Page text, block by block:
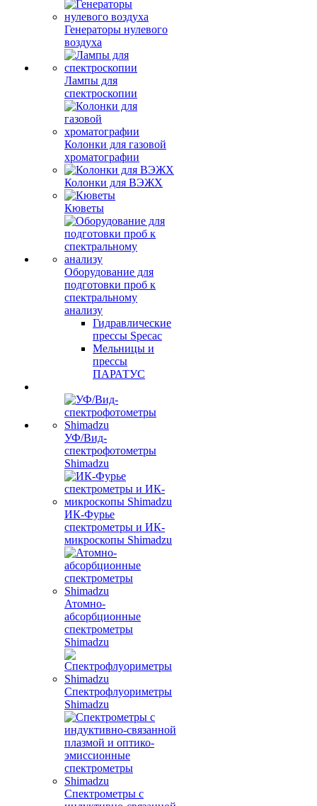
Генераторы нулевого
воздуха
Лампы для
спектроскопии
Колонки для газовой
хроматографии
Колонки для ВЭЖХ
Кюветы
Оборудование для
подготовки проб к
спектральному
анализу
Гидравлические
прессы Specac
Мельницы и
прессы
ПАРАТУС
УФ/Вид-
спектрофотометры
Shimadzu
ИК-Фурье
спектрометры и ИК-
микроскопы Shimadzu
Атомно-
абсорбционные
спектрометры
Shimadzu
Спектрофлуориметры
Shimadzu
Спектрометры с